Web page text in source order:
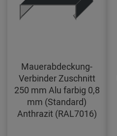
Mauerabdeckung-
Verbinder Zuschnitt
250 mm Alu farbig 0,8
mm (Standard)
Anthrazit (RAL7016)